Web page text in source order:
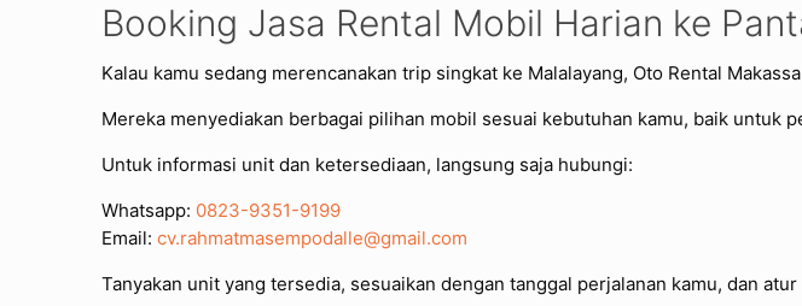
Booking Jasa Rental Mobil Harian ke
Kalau kamu sedang merencanakan trip singkat ke Malalayang, Oto Rental
Mereka menyediakan berbagai pilihan mobil sesuai kebutuhan kamu, baik untuk
Untuk informasi unit dan ketersediaan, langsung saja hubungi:
Whatsapp: 0823-9351-9199
Email: cv.rahmatmasempodalle@gmail.com
Tanyakan unit yang tersedia, sesuaikan dengan tanggal perjalanan kamu, dan